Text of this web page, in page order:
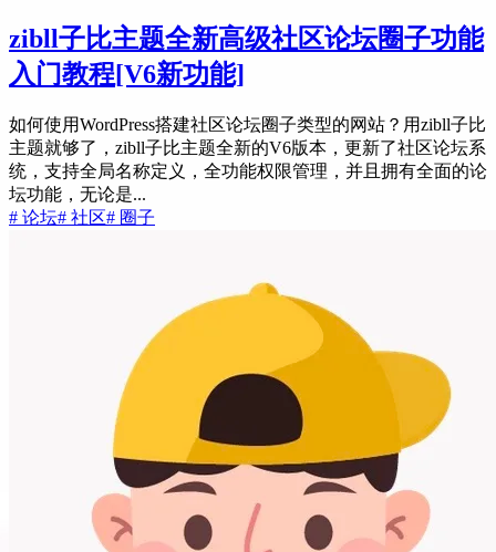
zibll子比主题全新高级社区论坛圈子功能
入门教程[V6新功能]
如何使用WordPress搭建社区论坛圈子类型的网站？用zibll子比
主题就够了，zibll子比主题全新的V6版本，更新了社区论坛系
统，支持全局名称定义，全功能权限管理，并且拥有全面的论
坛功能，无论是...
# 论坛# 社区# 圈子